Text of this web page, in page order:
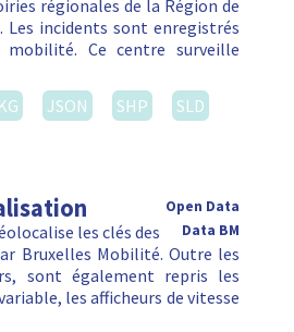
régionales de la Région de
Les incidents sont enregistrés
Ce centre surveille
JSON SHP
SLD
Open Data
Data BM
les clés des
Bruxelles Mobilité. Outre les
sont également repris les
les afficheurs de vitesse